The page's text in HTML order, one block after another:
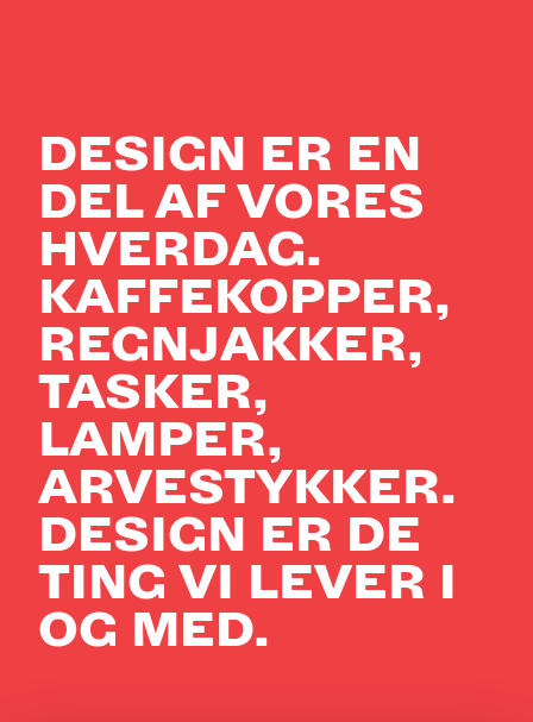
DESIGN ER EN
DEL AF VORES
HVERDAG.
KAFFEKOPPER,
REGNJAKKER,
TASKER,
LAMPER,
ARVESTYKKER.
DESIGN ER DE
TING VI LEVER I
OG MED.